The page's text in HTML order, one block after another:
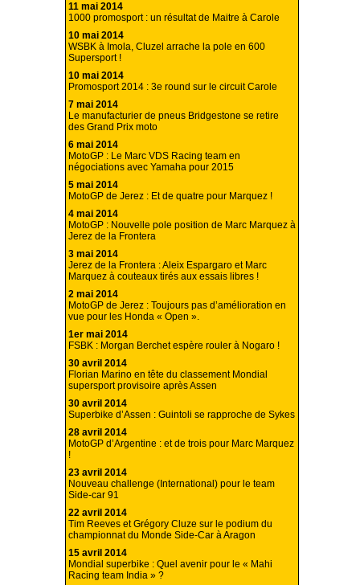
11 mai 2014
1000 promosport : un résultat de Maitre à Carole
10 mai 2014
WSBK à Imola, Cluzel arrache la pole en 600
Supersport !
10 mai 2014
Promosport 2014 : 3e round sur le circuit Carole
7 mai 2014
Le manufacturier de pneus Bridgestone se retire
des Grand Prix moto
6 mai 2014
MotoGP : Le Marc VDS Racing team en
négociations avec Yamaha pour 2015
5 mai 2014
MotoGP de Jerez : Et de quatre pour Marquez !
4 mai 2014
MotoGP : Nouvelle pole position de Marc Marquez à
Jerez de la Frontera
3 mai 2014
Jerez de la Frontera : Aleix Espargaro et Marc
Marquez à couteaux tirés aux essais libres !
2 mai 2014
MotoGP de Jerez : Toujours pas d’amélioration en
vue pour les Honda « Open ».
1er mai 2014
FSBK : Morgan Berchet espère rouler à Nogaro !
30 avril 2014
Florian Marino en tête du classement Mondial
supersport provisoire après Assen
30 avril 2014
Superbike d’Assen : Guintoli se rapproche de Sykes
28 avril 2014
MotoGP d’Argentine : et de trois pour Marc Marquez
!
23 avril 2014
Nouveau challenge (International) pour le team
Side-car 91
22 avril 2014
Tim Reeves et Grégory Cluze sur le podium du
championnat du Monde Side-Car à Aragon
15 avril 2014
Mondial superbike : Quel avenir pour le « Mahi
Racing team India » ?